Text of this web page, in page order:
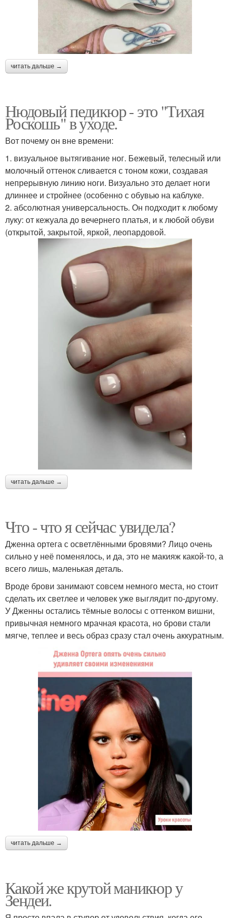
читать дальше →
Нюдовый педикюр - это "Тихая
Роскошь" в уходе.
Вот почему он вне времени:
1. визуальное вытягивание ног. Бежевый, телесный или
молочный оттенок сливается с тоном кожи, создавая
непрерывную линию ноги. Визуально это делает ноги
длиннее и стройнее (особенно с обувью на каблуке.
2. абсолютная универсальность. Он подходит к любому
луку: от кежуала до вечернего платья, и к любой обуви
(открытой, закрытой, яркой, леопардовой.
читать дальше →
Что - что я сейчас увидела?
Дженна ортега с осветлёнными бровями? Лицо очень
сильно у неё поменялось, и да, это не макияж какой-то, а
всего лишь, маленькая деталь.
Вроде брови занимают совсем немного места, но стоит
сделать их светлее и человек уже выглядит по-другому.
У Дженны остались тёмные волосы с оттенком вишни,
привычная немного мрачная красота, но брови стали
мягче, теплее и весь образ сразу стал очень аккуратным.
читать дальше →
Какой же крутой маникюр у
Зендеи.